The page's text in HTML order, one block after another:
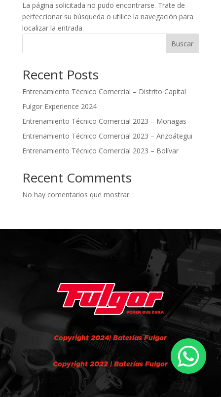
La página solicitada no pudo encontrarse. Trate de
perfeccionar su búsqueda o utilice la navegación para
localizar la entrada.
Buscar
Recent Posts
Entrenamiento Técnico Comercial – Distrito Capital
Fulgor Experience 2024
Entrenamiento Técnico Comercial 2023 – Monagas
Entrenamiento Técnico Comercial 2023 – Anzoátegui
Entrenamiento Técnico Comercial 2023 – Bolívar
Recent Comments
No hay comentarios que mostrar.
Copyright 2024| Baterías Fulgor
Copyright 2022 | Baterías Fulgor